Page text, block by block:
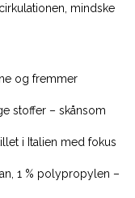
mindske
og fremmer
stoffer – skånsom
i Italien med fokus
1 % polypropylen –